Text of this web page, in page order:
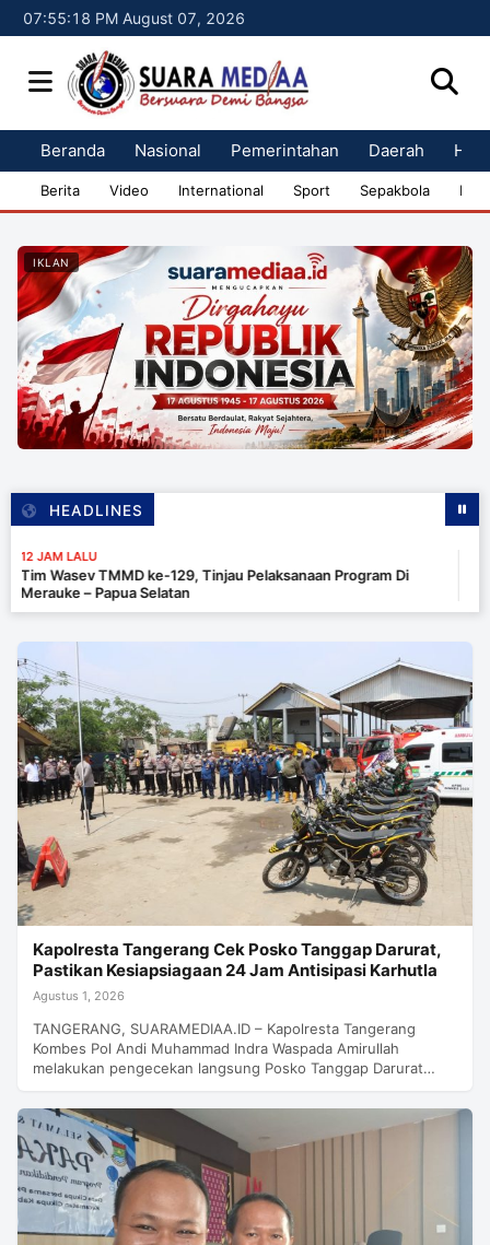
07:55:20 PM August 07, 2026
Beranda Nasional Pemerintahan Daerah
Berita Video International Sport Sepakbola
IKLAN
HEADLINES
ke-129, Tinjau Pelaksanaan Program Di
Selatan
Kapolresta Tangerang Cek Posko Tanggap Darurat,
Pastikan Kesiapsiagaan 24 Jam Antisipasi Karhutla
Agustus 1, 2026
TANGERANG, SUARAMEDIAA.ID – Kapolresta Tangerang
Kombes Pol Andi Muhammad Indra Waspada Amirullah
melakukan pengecekan langsung Posko Tanggap Darurat…